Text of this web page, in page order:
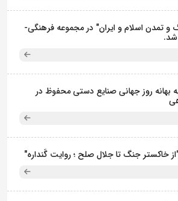
تمدن اسلام و ایران" در مجموعه فرهنگی‌-
شد.
بهانه روز جهانی صنایع دستی محفوظ در
خاکستر جنگ تا جلال صلح ؛ روایت گَنداره"